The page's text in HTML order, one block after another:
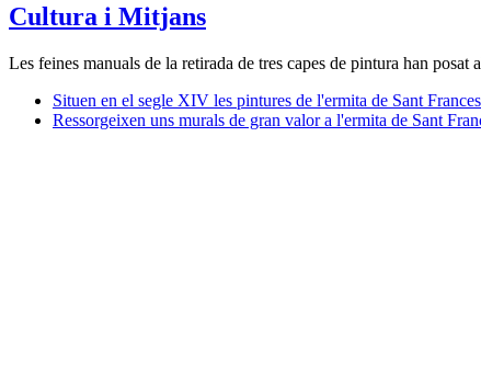
Cultura i Mitjans
Les feines manuals de la retirada de tres capes de pintura han
Situen en el segle XIV les pintures de l'ermita de Sant
Ressorgeixen uns murals de gran valor a l'ermita de Sant